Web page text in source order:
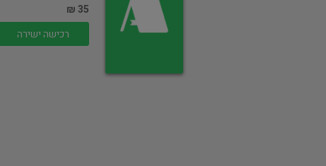
35 ₪
רכישה ישירה